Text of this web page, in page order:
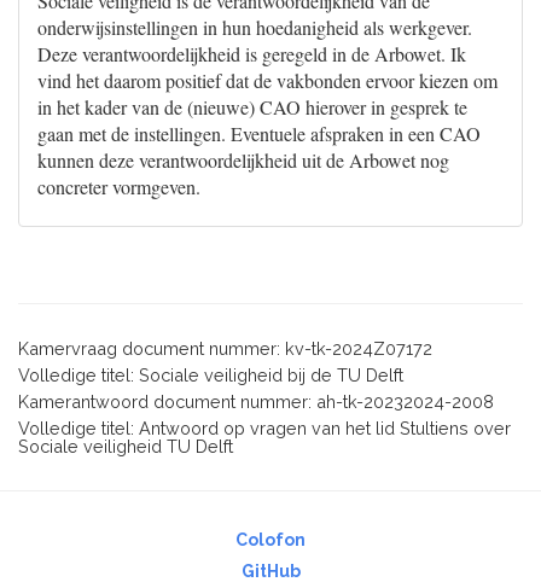
onderwijsinstellingen in hun hoedanigheid als werkgever.
Deze verantwoordelijkheid is geregeld in de Arbowet. Ik
vind het daarom positief dat de vakbonden ervoor kiezen om
in het kader van de (nieuwe) CAO hierover in gesprek te
gaan met de instellingen. Eventuele afspraken in een CAO
kunnen deze verantwoordelijkheid uit de Arbowet nog
concreter vormgeven.
Kamervraag document nummer: kv-tk-2024Z07172
Volledige titel: Sociale veiligheid bij de TU Delft
Kamerantwoord document nummer: ah-tk-20232024-2008
Volledige titel: Antwoord op vragen van het lid Stultiens over
Sociale veiligheid TU Delft
Colofon
GitHub